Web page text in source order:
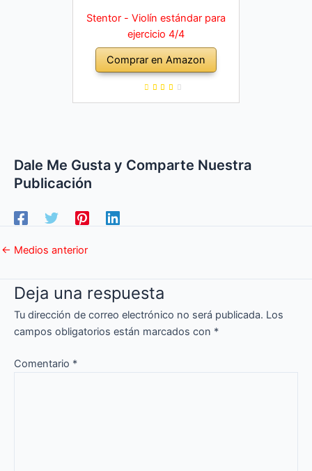
Stentor - Violín estándar para
ejercicio 4/4
Comprar en Amazon
Dale Me Gusta y Comparte Nuestra
Publicación
← Medios anterior
Deja una respuesta
Tu dirección de correo electrónico no será publicada. Los
campos obligatorios están marcados con *
Comentario *